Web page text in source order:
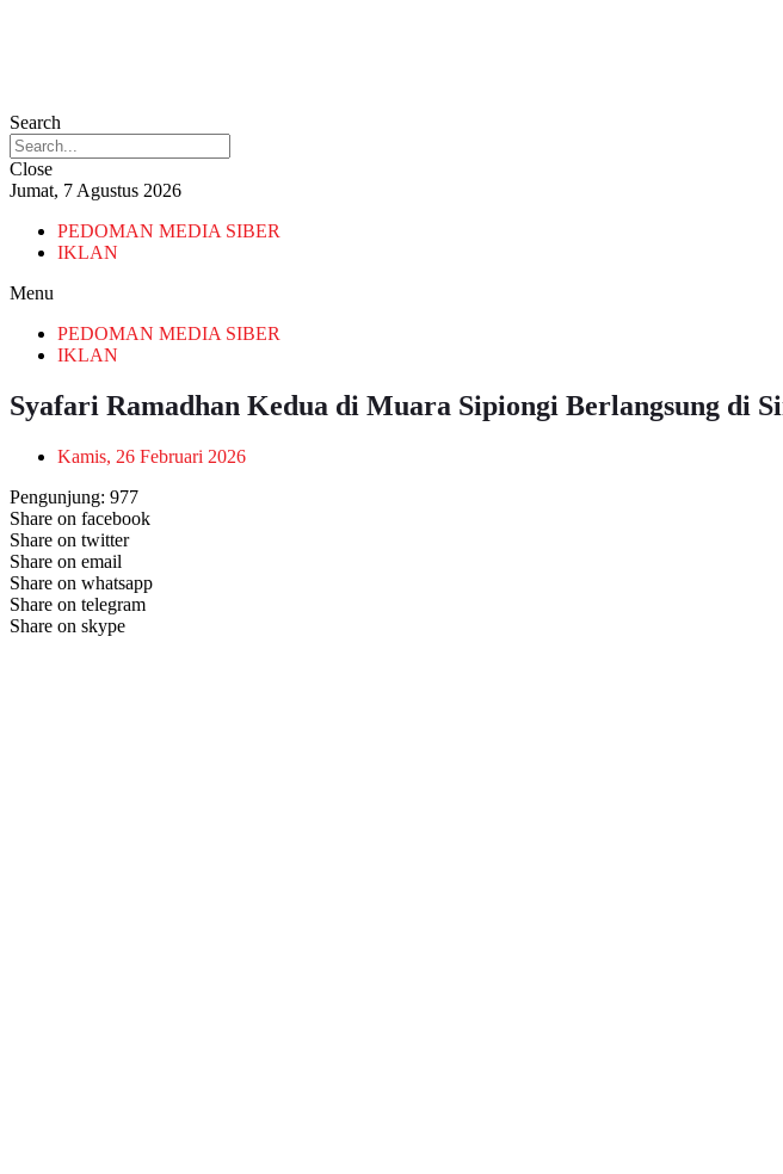
Search
Close
Jumat, 7 Agustus 2026
PEDOMAN MEDIA SIBER
IKLAN
Menu
PEDOMAN MEDIA SIBER
IKLAN
Syafari Ramadhan Kedua di Muara Sipiongi Berlangsung di
Kamis, 26 Februari 2026
Pengunjung: 977
Share on facebook
Share on twitter
Share on email
Share on whatsapp
Share on telegram
Share on skype